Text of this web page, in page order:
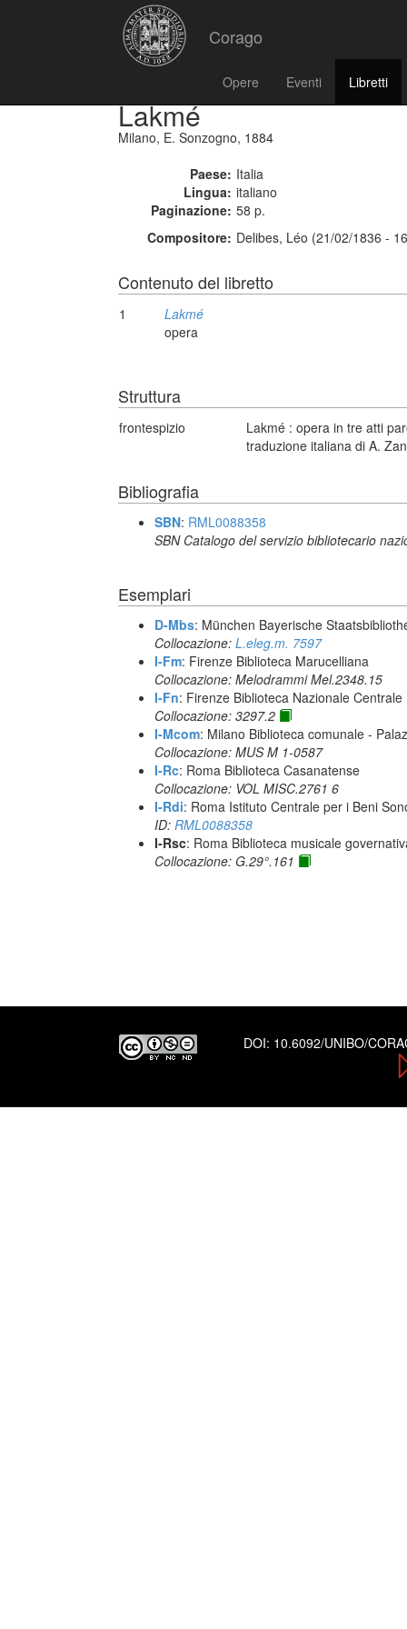
Corago
Opere Eventi Libretti
Lakmé
Milano, E. Sonzogno, 1884
Paese: Italia
Lingua: italiano
Paginazione: 58 p.
Compositore: Delibes, Léo (21/02/1836 -
Contenuto del libretto
1
Lakmé
opera
Struttura
frontespizio
Lakmé : opera in tre atti
traduzione italiana di A.
Bibliografia
SBN: RML0088358
SBN Catalogo del servizio bibliotecario
Esemplari
D-Mbs: München Bayerische
Collocazione: L.eleg.m. 7597
I-Fm: Firenze Biblioteca Marucelliana
Collocazione: Melodrammi Mel.2348.15
I-Fn: Firenze Biblioteca Nazionale Centrale
Collocazione: 3297.2
I-Mcom: Milano Biblioteca comunale -
Collocazione: MUS M 1-0587
I-Rc: Roma Biblioteca Casanatense
Collocazione: VOL MISC.2761 6
I-Rdi: Roma Istituto Centrale per i Beni
ID: RML0088358
I-Rsc: Roma Biblioteca musicale
Collocazione: G.29°.161
DOI: 10.6092/UNIBO/